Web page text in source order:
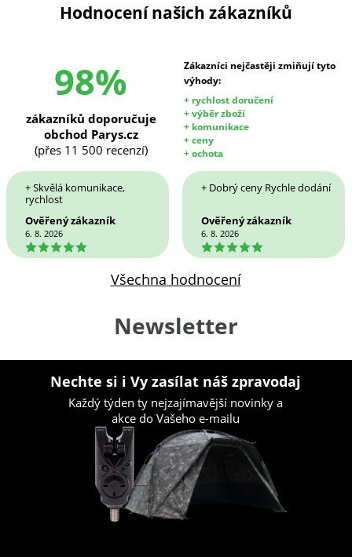
Hodnocení našich zákazníků
98%
Zákazníci nejčastěji zmiňují tyto
výhody:
+ rychlost doručení
+ výběr zboží
+ komunikace
+ ceny
+ ochota
zákazníků doporučuje
obchod Parys.cz
(přes 11 500 recenzí)
+ Skvělá komunikace,
rychlost
Ověřený zákazník
6. 8. 2026
5
+ Dobrý ceny Rychle dodání
Ověřený zákazník
6. 8. 2026
5
Všechna hodnocení
Newsletter
Nechte si i Vy zasílat náš zpravodaj
Každý týden ty nejzajímavější novinky a
akce do Vašeho e-mailu